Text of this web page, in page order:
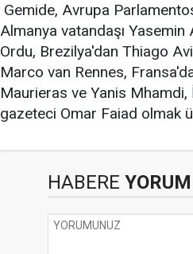
Gemide, Avrupa
Almanya vatandaşı Yasemin
Ordu, Brezilya'dan Thiago
Marco van Rennes,
Maurieras ve Yanis
gazeteci Omar Faiad olmak
HABERE